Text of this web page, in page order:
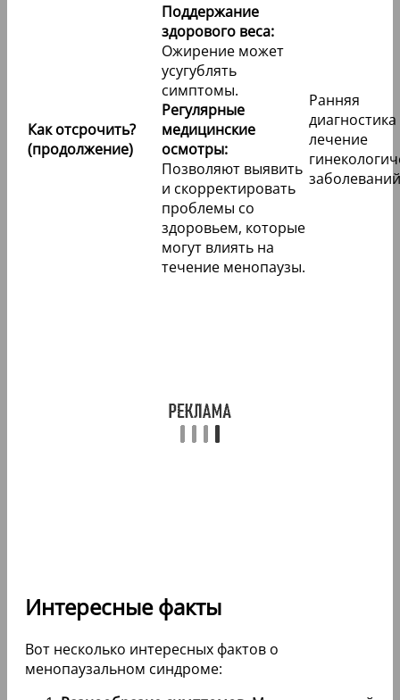
Как отсрочить?
(продолжение)
Поддержание
здорового веса:
Ожирение может
усугублять
симптомы.
Регулярные
медицинские
осмотры:
Позволяют выявить
и скорректировать
проблемы со
здоровьем, которые
могут влиять на
течение менопаузы.
Ранняя
лечение
Интересные факты
Вот несколько интересных фактов о
менопаузальном синдроме: